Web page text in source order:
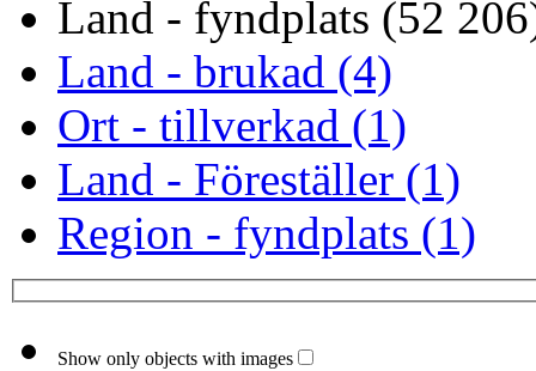
Land - fyndplats (52
Land - brukad (4)
Ort - tillverkad (1)
Land - Föreställer (1)
Region - fyndplats (1)
Show only objects with images